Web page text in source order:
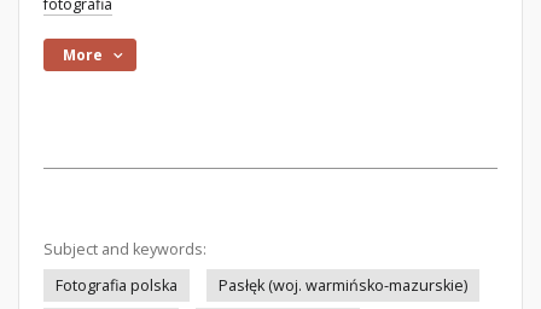
fotografia
More
Subject and keywords:
Fotografia polska
Pasłęk (woj. warmińsko-mazurskie)